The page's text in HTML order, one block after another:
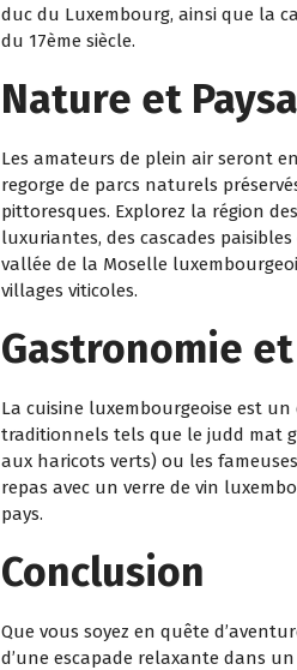
duc du Luxembourg, ainsi que la
du 17ème siècle.
Nature et
Les amateurs de plein air seront
regorge de parcs naturels
pittoresques. Explorez la région
luxuriantes, des cascades
vallée de la Moselle
villages viticoles.
Gastronomie
La cuisine luxembourgeoise est
traditionnels tels que le judd mat
aux haricots verts) ou les
repas avec un verre de vin
pays.
Conclusion
Que vous soyez en quête
d’une escapade relaxante dans